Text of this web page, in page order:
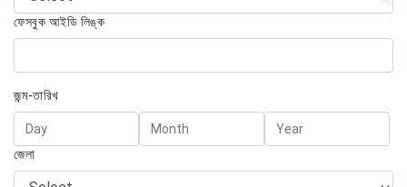
ফেসবুক আইডি লিঙ্ক
জন্ম-তারিখ
জেলা